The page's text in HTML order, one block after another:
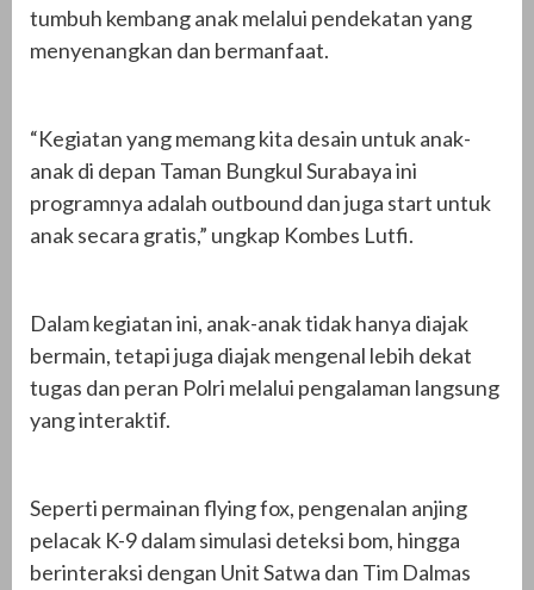
tumbuh kembang anak melalui pendekatan yang
menyenangkan dan bermanfaat.
“Kegiatan yang memang kita desain untuk anak-
anak di depan Taman Bungkul Surabaya ini
programnya adalah outbound dan juga start untuk
anak secara gratis,” ungkap Kombes Lutfi.
Dalam kegiatan ini, anak-anak tidak hanya diajak
bermain, tetapi juga diajak mengenal lebih dekat
tugas dan peran Polri melalui pengalaman langsung
yang interaktif.
Seperti permainan flying fox, pengenalan anjing
pelacak K-9 dalam simulasi deteksi bom, hingga
berinteraksi dengan Unit Satwa dan Tim Dalmas